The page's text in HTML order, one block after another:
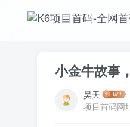
小金牛故事
昊天
项目首码网